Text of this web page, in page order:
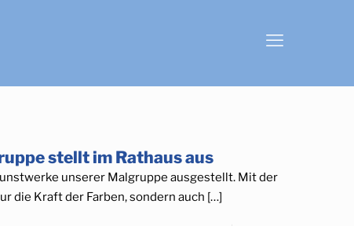
stellt im Rathaus aus
unserer Malgruppe ausgestellt. Mit der
die Kraft der Farben, sondern auch […]